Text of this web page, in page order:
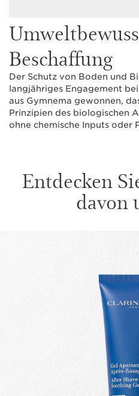
Beschaffung
Der Schutz von Boden und
langjähriges Engagement
aus Gymnema gewonnen,
Prinzipien des biologischen
ohne chemische Inputs oder
Entdecken
davon